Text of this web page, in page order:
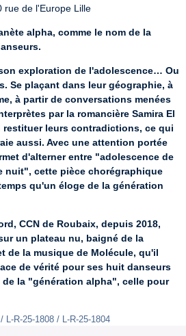
rue de l'Europe Lille
alpha, comme le nom de la
exploration de l'adolescence… Ou
Se plaçant dans leur géographie, à
à partir de conversations menées
par la romancière Samira El
restituer leurs contradictions, ce qui
aussi. Avec une attention portée
d'alterner entre "adolescence de
nuit", cette pièce chorégraphique
qu'un éloge de la génération
CCN de Roubaix, depuis 2018,
un plateau nu, baigné de la
de la musique de Molécule, qu'il
de vérité pour ses huit danseurs
de la "génération alpha", celle pour
L-R-25-1808 / L-R-25-1804